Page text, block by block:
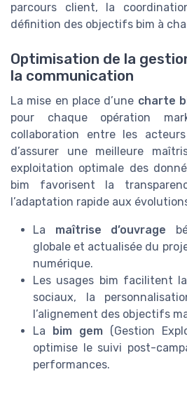
parcours client, la
définition des objectifs bim à
Optimisation de la
la communication
La mise en place d’une charte
pour chaque opération
collaboration entre les
d’assurer une meilleure
exploitation optimale des
bim favorisent la
l’adaptation rapide aux
La maîtrise d’ouvrage
globale et actualisée du
numérique.
Les usages bim facilitent
sociaux, la
l’alignement des objectifs
La bim gem (Gestion
optimise le suivi post-
performances.